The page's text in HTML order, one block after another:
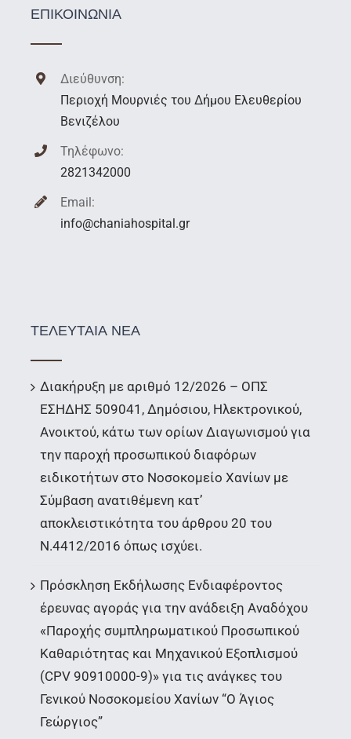
ΕΠΙΚΟΙΝΩΝΙΑ
Διεύθυνση:
Περιοχή Μουρνιές του Δήμου Ελευθερίου
Βενιζέλου
Τηλέφωνο:
2821342000
Email:
info@chaniahospital.gr
ΤΕΛΕΥΤΑΙΑ ΝΕΑ
Διακήρυξη με αριθμό 12/2026 – ΟΠΣ
ΕΣΗΔΗΣ 509041, Δημόσιου, Ηλεκτρονικού,
Ανοικτού, κάτω των ορίων Διαγωνισμού για
την παροχή προσωπικού διαφόρων
ειδικοτήτων στο Νοσοκομείο Χανίων με
Σύμβαση ανατιθέμενη κατ’
αποκλειστικότητα του άρθρου 20 του
Ν.4412/2016 όπως ισχύει.
Πρόσκληση Εκδήλωσης Ενδιαφέροντος
έρευνας αγοράς για την ανάδειξη Αναδόχου
«Παροχής συμπληρωματικού Προσωπικού
Καθαριότητας και Μηχανικού Εξοπλισμού
(CPV 90910000-9)» για τις ανάγκες του
Γενικού Νοσοκομείου Χανίων “Ο Άγιος
Γεώργιος”